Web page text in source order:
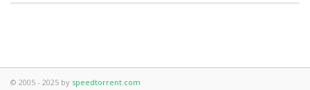
© 2005 - 2025 by speedtorrent.com